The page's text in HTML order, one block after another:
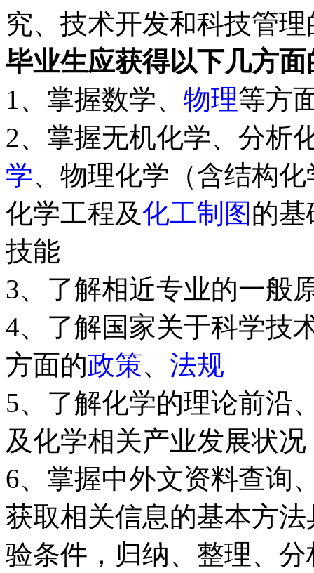
究、技术开发和科技管
毕业生应获得以下几方
1、掌握数学、 物理等方
2、掌握无机化学、分析
学、物理化学（含结构
化学工程及化工制图的
技能
3、了解相近专业的一般
4、了解国家关于科学技
方面的政策、 法规
5、了解化学的理论前沿
及化学相关产业发展状况
6、掌握中外文资料查询
获取相关信息的基本方
验条件，归纳、整理、